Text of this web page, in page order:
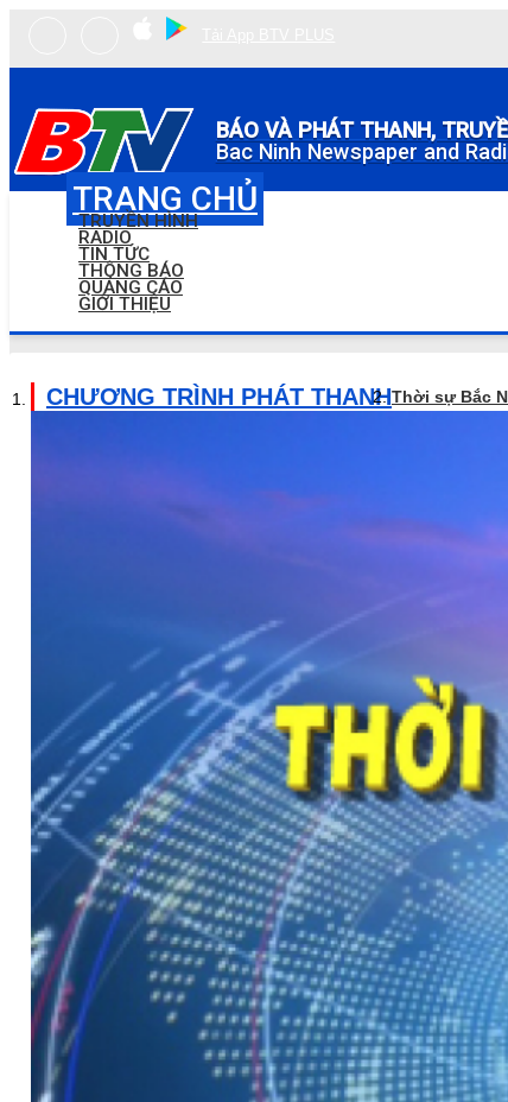
BÁO VÀ PHÁT THANH,
Bac Ninh Newspaper and
TRANG CHỦ
TRUYỀN HÌNH
RADIO
TIN TỨC
THÔNG BÁO
QUẢNG CÁO
GIỚI THIỆU
CHƯƠNG TRÌNH PHÁT THANHThời sự Bắc